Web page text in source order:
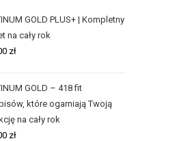
GOLD PLUS+ | Kompletny
na cały rok
zł
GOLD – 418 fit
które ogarniają Twoją
na cały rok
zł